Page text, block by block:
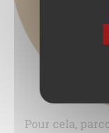
Pour cela,